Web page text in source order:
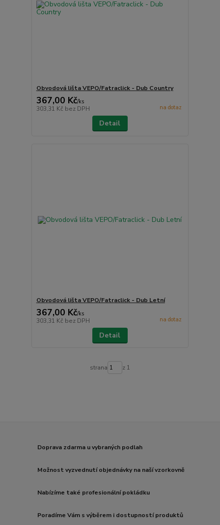
Obvodová lišta VEPO/Fatraclick - Dub Country
367,00 Kč/ks
303,31 Kč bez DPH na dotaz
Detail
Obvodová lišta VEPO/Fatraclick - Dub Letní
367,00 Kč/ks
303,31 Kč bez DPH na dotaz
Detail
strana z 1
Doprava zdarma u vybraných podlah
Možnost vyzvednutí objednávky na naší vzorkovně
Nabízíme také profesionální pokládku
Poradíme Vám s výběrem i dostupností produktů